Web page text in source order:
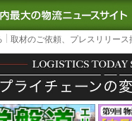
TODAY｜国内
取材のご依頼、プレスリリー